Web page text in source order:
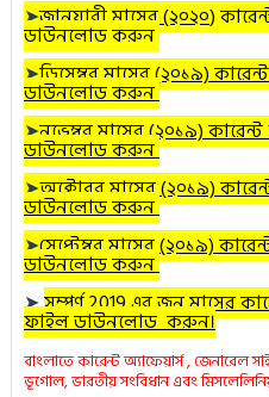
➤জানুয়ারীমাসের (২০২০)
ডাউনলোড করুন
➤ডিসেম্বরমাসের (২০১৯)
ডাউনলোড করুন
➤নভেম্বরমাসের (২০১৯)
ডাউনলোড করুন
➤অক্টোবরমাসের (২০১৯)
ডাউনলোড করুন
➤সেপ্টেম্বর মাসের (২০১৯)
ডাউনলোড করুন
➤সম্পূর্ণ 2019 এর জুন মাসের
ফাইল ডাউনলোড করুন।
বাংলাতে কারেন্ট অ্যাফেয়ার্স , জেনারেল
ভূগোল, ভারতীয় সংবিধান এবং